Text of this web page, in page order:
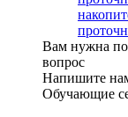
Вам нужна
вопрос
Напишите
Обучающие